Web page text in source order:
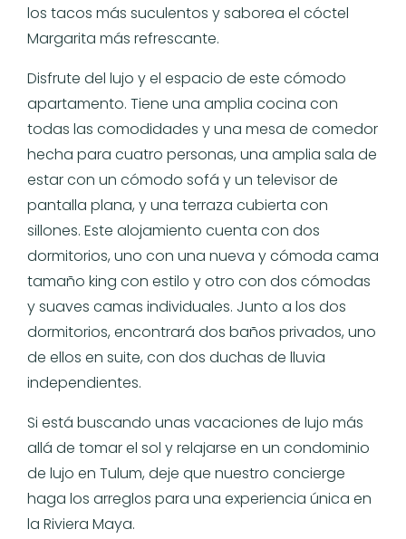
los tacos más suculentos y saborea el cóctel
Margarita más refrescante.
Disfrute del lujo y el espacio de este cómodo
apartamento. Tiene una amplia cocina con
todas las comodidades y una mesa de comedor
hecha para cuatro personas, una amplia sala de
estar con un cómodo sofá y un televisor de
pantalla plana, y una terraza cubierta con
sillones. Este alojamiento cuenta con dos
dormitorios, uno con una nueva y cómoda cama
tamaño king con estilo y otro con dos cómodas
y suaves camas individuales. Junto a los dos
dormitorios, encontrará dos baños privados, uno
de ellos en suite, con dos duchas de lluvia
independientes.
Si está buscando unas vacaciones de lujo más
allá de tomar el sol y relajarse en un condominio
de lujo en Tulum, deje que nuestro concierge
haga los arreglos para una experiencia única en
la Riviera Maya.